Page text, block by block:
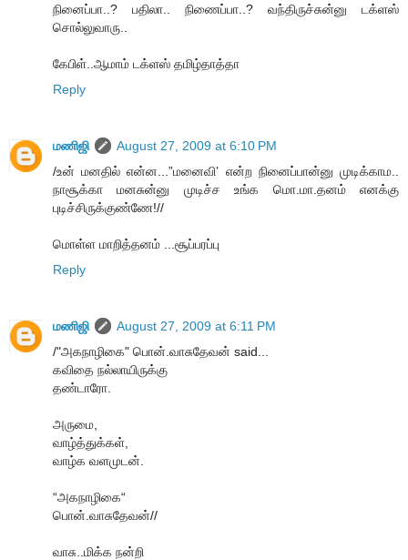
நினைப்பா..? பதிலா.. நிணைப்பா..? வந்திருச்சுன்னு டக்ளஸ்
சொல்லுவாரு..
கேபிள்..ஆமாம் டக்ளஸ் தமிழ்தாத்தா
Reply
மணிஜி
August 27, 2009 at 6:10 PM
/உன் மனதில் என்ன...”மனைவி’ என்ற நினைப்பான்னு முடிக்காம..
நாசூக்கா மனசுன்னு முடிச்ச உங்க மொ.மா.தனம் எனக்கு
புடிச்சிருக்குண்ணே!//
மொள்ள மாறித்தனம் ...சூப்பரப்பு
Reply
மணிஜி
August 27, 2009 at 6:11 PM
/"அகநாழிகை" பொன்.வாசுதேவன் said...
கவிதை நல்லாயிருக்கு
தண்டாரோ.
அருமை,
வாழ்த்துக்கள்,
வாழ்க வளமுடன்.
“அகநாழிகை“
பொன்.வாசுதேவன்//
வாசு..மிக்க நன்றி